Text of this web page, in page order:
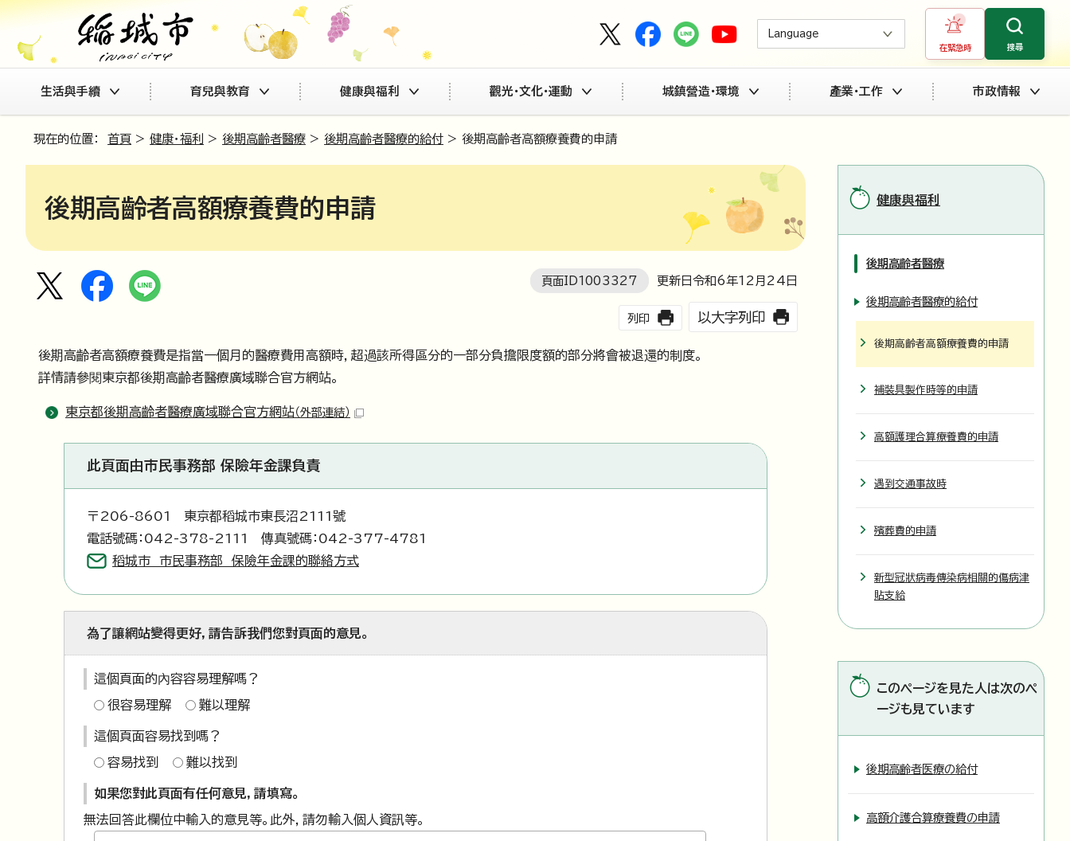
Language
在緊急時 搜尋
生活與手續 育兒與教育 健康與福利 觀光・文化・運動 城鎮營造・環境 產業・工作 市政情報
現在的位置： 首頁 > 健康・福利 > 後期高齡者醫療 > 後期高齡者醫療的給付 > 後期高齡者高額療養費的申請
後期高齡者高額療養費的申請
頁面ID1003327 更新日令和6年12 月 24 日
列印 以大字列印
後期高齡者高額療養費是指當一個月的醫療費用高額時，超過該所得區分的一部分負擔限度額的部分將會被退還的制度。
詳情請參閱東京都後期高齡者醫療廣域聯合官方網站。
東京都後期高齡者醫療廣域聯合官方網站（外部連結）
此頁面由市民事務部 保險年金課負責
〒206-8601 東京都稻城市東長沼2111號
電話號碼：042-378-2111 傳真號碼：042-377-4781
稻城市 市民事務部 保險年金課的聯絡方式
為了讓網站變得更好，請告訴我們您對頁面的意見。
這個頁面的內容容易理解嗎？
很容易理解 難以理解
這個頁面容易找到嗎？
容易找到 難以找到
如果您對此頁面有任何意見，請填寫。
無法回答此欄位中輸入的意見等。此外，請勿輸入個人資訊等。
健康與福利
後期高齡者醫療
後期高齡者醫療的給付
後期高齡者高額療養費的申請
補裝具製作時等的申請
高額護理合算療養費的申請
遇到交通事故時
殯葬費的申請
新型冠狀病毒傳染病相關的傷病津
貼支給
このページを見た人は次のペ
ージも見ています
後期高齢者医療の給付
高額介護合算療養費の申請